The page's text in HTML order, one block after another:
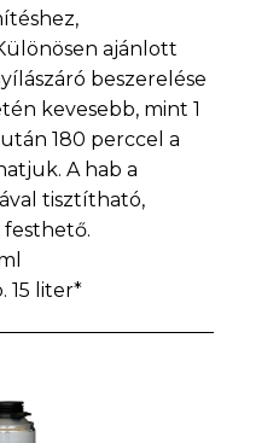
ajánlott
beszerelése
kevesebb, mint 1
180 perccel a
A hab a
tisztítható,
festhető.
15 liter*